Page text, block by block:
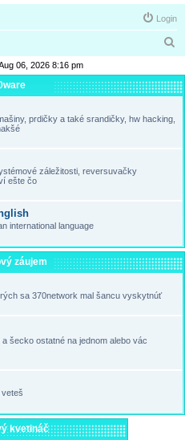
Login
a
r
06, 2026 8:16 pm
prdičky a také srandičky, hw hacking,
záležitosti, reversuvačky
ešte čo
international language
záujem
sa 370network mal šancu vyskytnúť
šecko ostatné na jednom alebo vác
kvetináč